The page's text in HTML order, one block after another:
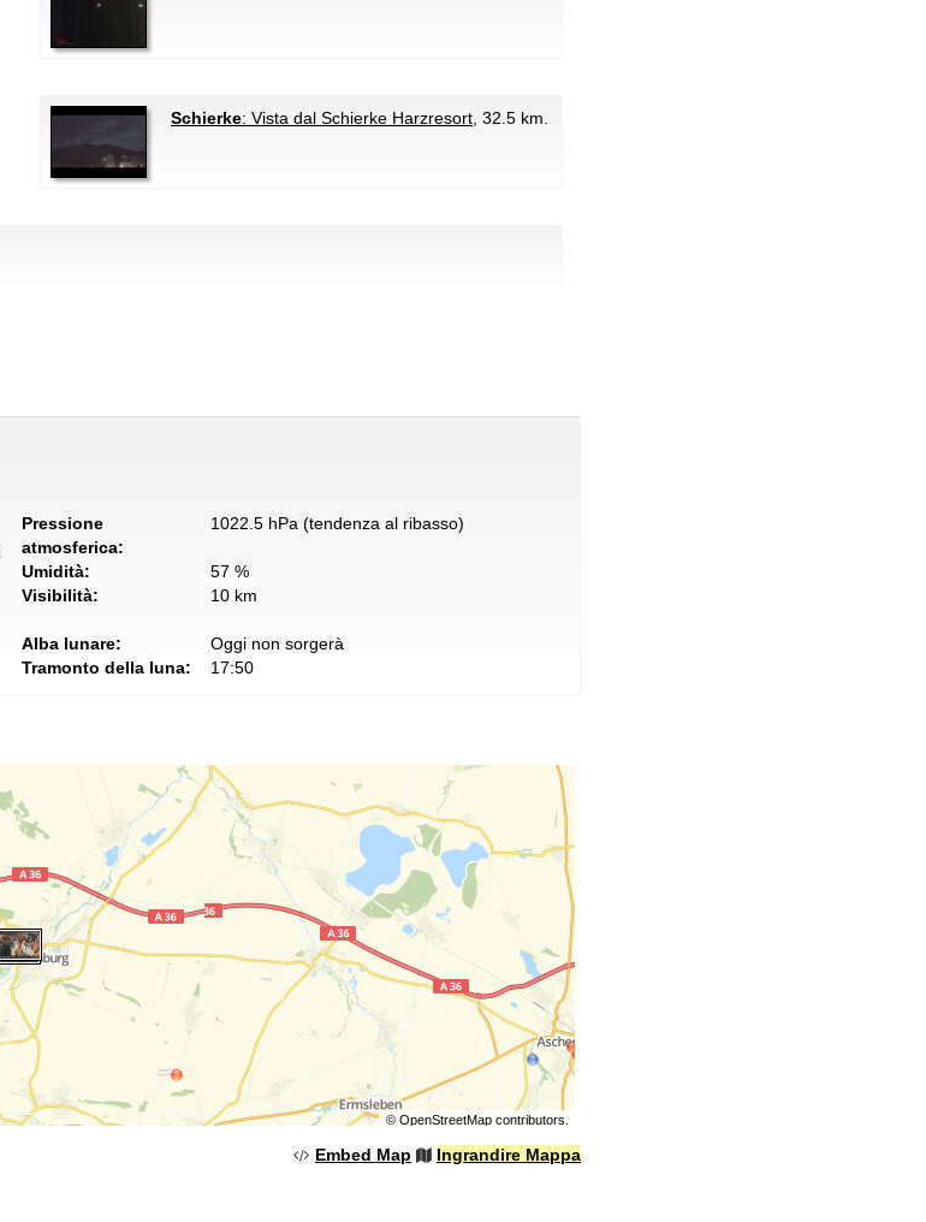
Schierke: Vista dal Schierke Harzresort , 32.5 km.
Pressione
atmosferica:
1022.5 hPa (tendenza al ribasso)
Umidità:
57 %
Visibilità:
10 km
Alba lunare:
Oggi non sorgerà
Tramonto della luna:
17:50
© OpenStreetMapcontributors.
Embed Map Ingrandire Mappa